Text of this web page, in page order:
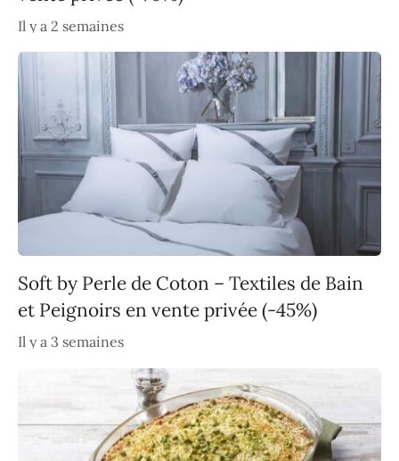
Il y a 2 semaines
Soft by Perle de Coton – Textiles de Bain
et Peignoirs en vente privée (-45%)
Il y a 3 semaines